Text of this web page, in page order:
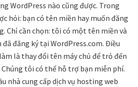
WordPress nào cũng được. Trong
hỏi: bạn có tên miền hay muốn đăng
Chỉ cần chọn: tôi có một tên miền và
đăng ký tại WordPress.com. Điều
là thay đổi tên máy chủ để trỏ đến
tôi có thể hỗ trợ bạn miễn phí.
nhà cung cấp dịch vụ hosting web